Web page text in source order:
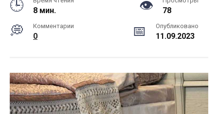
8 мин. 78
Комментарии
0
Опубликовано
11.09.2023